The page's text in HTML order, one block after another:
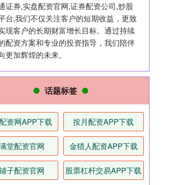
证券,实盘配资官网,证券配资公司,炒股
台,我们不仅关注客户的短期收益，更致
现客户的长期财富增长目标。通过持续
配资方案和专业的投资指导，我们陪伴
更加辉煌的未来。
话题标签
资网APP下载 按月配资APP下载
堂配资官网 金猎人配资APP下载
子配资官网 股票杠杆交易APP下载